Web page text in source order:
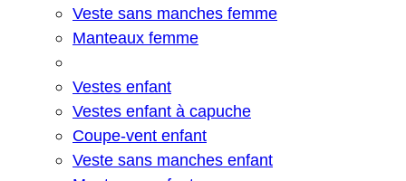
Veste sans manches femme
Manteaux femme
Vestes enfant
Vestes enfant à capuche
Coupe-vent enfant
Veste sans manches enfant